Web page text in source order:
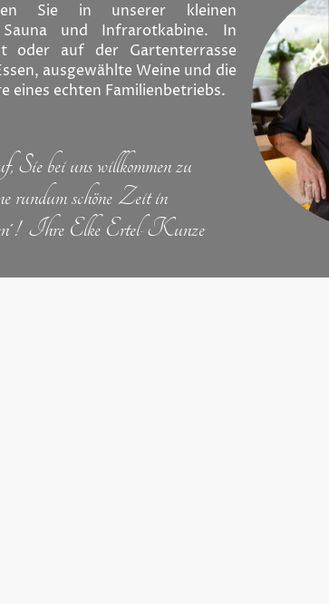
Sie in unserer kleinen
und Infrarotkabine. In
oder auf der Gartenterrasse
ausgewählte Weine und die
eines echten Familienbetriebs.
Sie bei uns willkommen zu
rundum schöne Zeit in
Ihre Elke Ertel-Kunze